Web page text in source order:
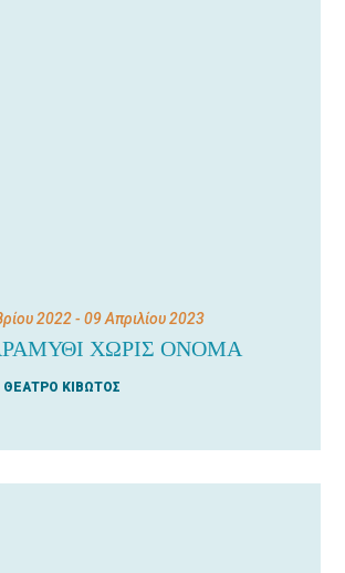
2022- 09 Απριλίου 2023
ΧΩΡΙΣ ΟΝΟΜΑ
ΘΕΑΤΡΟ ΚΙΒΩΤΟΣ